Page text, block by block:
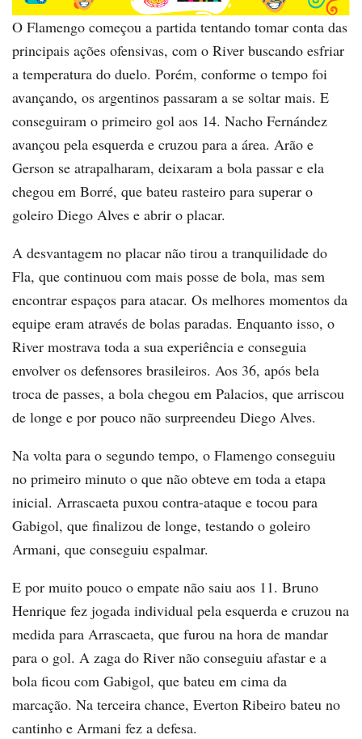
O Flamengo começou a partida tentando tomar conta das
principais ações ofensivas, com o River buscando esfriar
a temperatura do duelo. Porém, conforme o tempo foi
avançando, os argentinos passaram a se soltar mais. E
conseguiram o primeiro gol aos 14. Nacho Fernández
avançou pela esquerda e cruzou para a área. Arão e
Gerson se atrapalharam, deixaram a bola passar e ela
chegou em Borré, que bateu rasteiro para superar o
goleiro Diego Alves e abrir o placar.
A desvantagem no placar não tirou a tranquilidade do
Fla, que continuou com mais posse de bola, mas sem
encontrar espaços para atacar. Os melhores momentos da
equipe eram através de bolas paradas. Enquanto isso, o
River mostrava toda a sua experiência e conseguia
envolver os defensores brasileiros. Aos 36, após bela
troca de passes, a bola chegou em Palacios, que arriscou
de longe e por pouco não surpreendeu Diego Alves.
Na volta para o segundo tempo, o Flamengo conseguiu
no primeiro minuto o que não obteve em toda a etapa
inicial. Arrascaeta puxou contra-ataque e tocou para
Gabigol, que finalizou de longe, testando o goleiro
Armani, que conseguiu espalmar.
E por muito pouco o empate não saiu aos 11. Bruno
Henrique fez jogada individual pela esquerda e cruzou na
medida para Arrascaeta, que furou na hora de mandar
para o gol. A zaga do River não conseguiu afastar e a
bola ficou com Gabigol, que bateu em cima da
marcação. Na terceira chance, Everton Ribeiro bateu no
cantinho e Armani fez a defesa.